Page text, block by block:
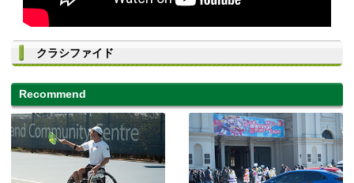
クラシファイド
Recommend